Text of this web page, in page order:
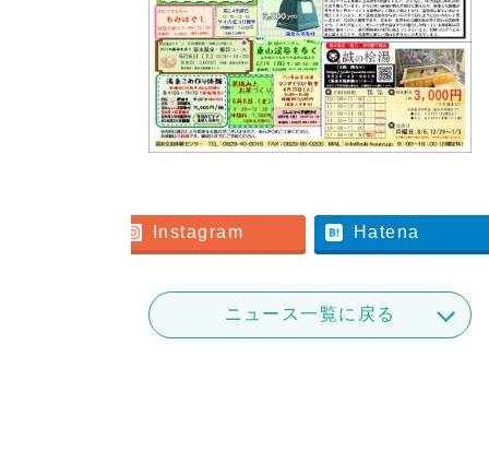
Instagram Hatena
ニュース一覧に戻る